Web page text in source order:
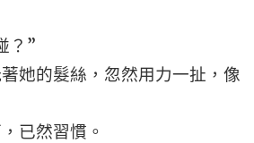
？”
她的髮絲，忽然用力一扯，像
已然習慣。